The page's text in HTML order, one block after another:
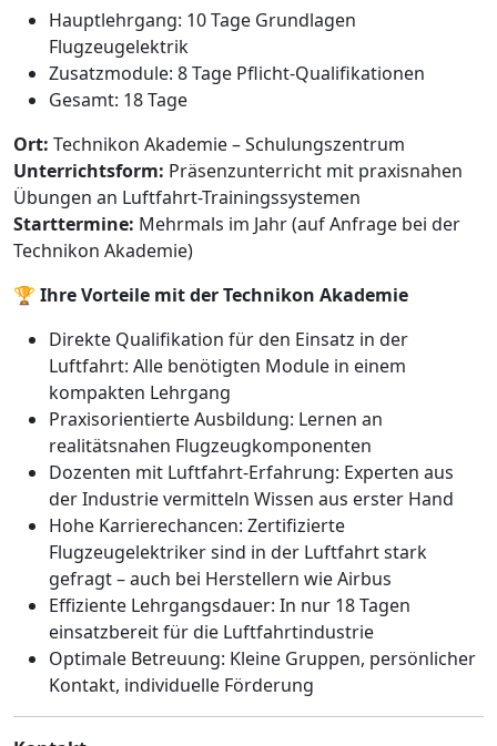
Hauptlehrgang: 10 Tage Grundlagen
Flugzeugelektrik
Zusatzmodule: 8 Tage Pflicht-Qualifikationen
Gesamt: 18 Tage
Ort: Technikon Akademie – Schulungszentrum
Unterrichtsform: Präsenzunterricht mit praxisnahen
Übungen an Luftfahrt-Trainingssystemen
Starttermine: Mehrmals im Jahr (auf Anfrage bei der
Technikon Akademie)
🏆 Ihre Vorteile mit der Technikon Akademie
Direkte Qualifikation für den Einsatz in der
Luftfahrt: Alle benötigten Module in einem
kompakten Lehrgang
Praxisorientierte Ausbildung: Lernen an
realitätsnahen Flugzeugkomponenten
Dozenten mit Luftfahrt-Erfahrung: Experten aus
der Industrie vermitteln Wissen aus erster Hand
Hohe Karrierechancen: Zertifizierte
Flugzeugelektriker sind in der Luftfahrt stark
gefragt – auch bei Herstellern wie Airbus
Effiziente Lehrgangsdauer: In nur 18 Tagen
einsatzbereit für die Luftfahrtindustrie
Optimale Betreuung: Kleine Gruppen, persönlicher
Kontakt, individuelle Förderung